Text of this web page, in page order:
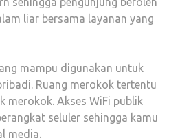
liar bersama layanan yang
mampu digunakan untuk
Ruang merokok tertentu
merokok. Akses WiFi publik
seluler sehingga kamu
media.